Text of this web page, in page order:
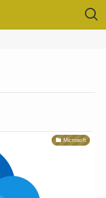
Microsoft